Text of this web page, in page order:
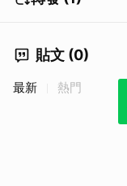
貼文 (0)
最新 熱門